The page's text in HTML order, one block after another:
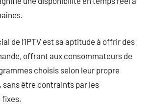
de l’IPTV est sa aptitude à offrir des
offrant aux consommateurs de
choisis selon leur propre
sans être contraints par les
fixes.